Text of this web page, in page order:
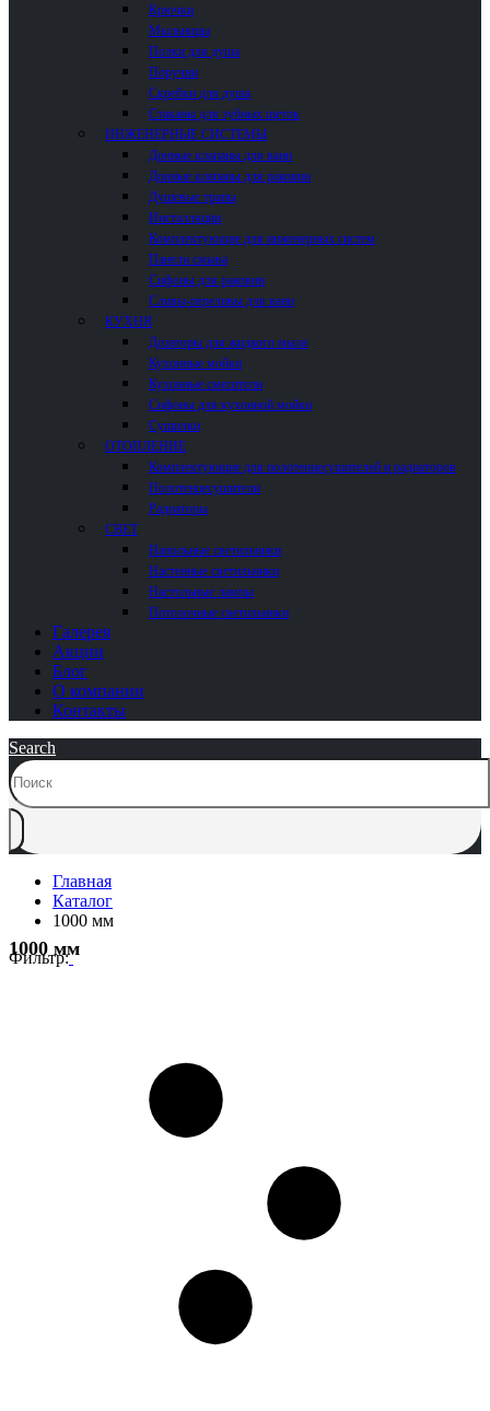
Крючки
Мыльницы
Полки для душа
Поручни
Скребки для душа
Стаканы для зубных щеток
ИНЖЕНЕРНЫЕ СИСТЕМЫ
Донные клапаны для ванн
Донные клапаны для раковин
Душевые трапы
Инсталляции
Комплектующие для инженерных систем
Панели смыва
Сифоны для раковин
Сливы-переливы для ванн
КУХНЯ
Дозаторы для жидкого мыла
Кухонные мойки
Кухонные смесители
Сифоны для кухонной мойки
Сушилки
ОТОПЛЕНИЕ
Комплектующие для полотенцесушителей и радиаторов
Полотенцесушители
Радиаторы
СВЕТ
Напольные светильники
Настенные светильники
Настольные лампы
Потолочные светильники
Галерея
Акции
Блог
О компании
Контакты
Search
Главная
Каталог
1000 мм
1000 мм
Фильтр: